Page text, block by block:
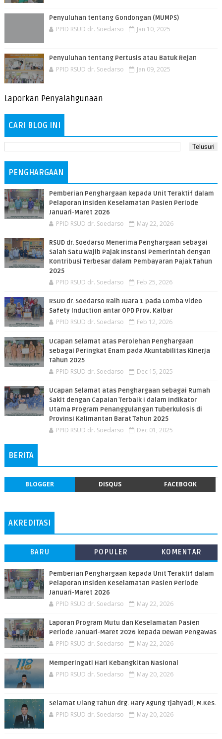
Penyuluhan tentang Gondongan (MUMPS)
PPID RSUD dr. Soedarso Jan 10, 2025
Penyuluhan tentang Pertusis atau Batuk Rejan
PPID RSUD dr. Soedarso Jan 09, 2025
Laporkan Penyalahgunaan
CARI BLOG INI
PENGHARGAAN
Pemberian Penghargaan kepada Unit Teraktif dalam
Pelaporan Insiden Keselamatan Pasien Periode
Januari-Maret 2026
PPID RSUD dr. Soedarso May 22, 2026
RSUD dr. Soedarso Menerima Penghargaan sebagai
Salah Satu Wajib Pajak Instansi Pemerintah dengan
Kontribusi Terbesar dalam Pembayaran Pajak Tahun
2025
PPID RSUD dr. Soedarso Feb 25, 2026
RSUD dr. Soedarso Raih Juara 1 pada Lomba Video
Safety Induction antar OPD Prov. Kalbar
PPID RSUD dr. Soedarso Feb 12, 2026
Ucapan Selamat atas Perolehan Penghargaan
sebagai Peringkat Enam pada Akuntabilitas Kinerja
Tahun 2025
PPID RSUD dr. Soedarso Dec 15, 2025
Ucapan Selamat atas Penghargaan sebagai Rumah
Sakit dengan Capaian Terbaik I dalam Indikator
Utama Program Penanggulangan Tuberkulosis di
Provinsi Kalimantan Barat Tahun 2025
PPID RSUD dr. Soedarso Dec 01, 2025
BERITA
BLOGGER DISQUS FACEBOOK
AKREDITASI
BARU POPULER KOMENTAR
Pemberian Penghargaan kepada Unit Teraktif dalam
Pelaporan Insiden Keselamatan Pasien Periode
Januari-Maret 2026
PPID RSUD dr. Soedarso May 22, 2026
Laporan Program Mutu dan Keselamatan Pasien
Periode Januari-Maret 2026 kepada Dewan Pengawas
PPID RSUD dr. Soedarso May 22, 2026
Memperingati Hari Kebangkitan Nasional
PPID RSUD dr. Soedarso May 20, 2026
Selamat Ulang Tahun drg. Hary Agung Tjahyadi, M.Kes.
PPID RSUD dr. Soedarso May 20, 2026